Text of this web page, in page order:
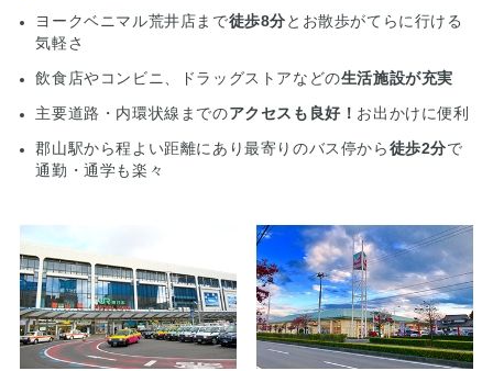
ヨークベニマル荒井店まで徒歩8分とお散歩がてらに行ける
気軽さ
飲食店やコンビニ、ドラッグストアなどの生活施設が充実
主要道路・内環状線までのアクセスも良好！ お出かけに便利
郡山駅から程よい距離にあり最寄りのバス停から徒歩2分で
通勤・通学も楽々